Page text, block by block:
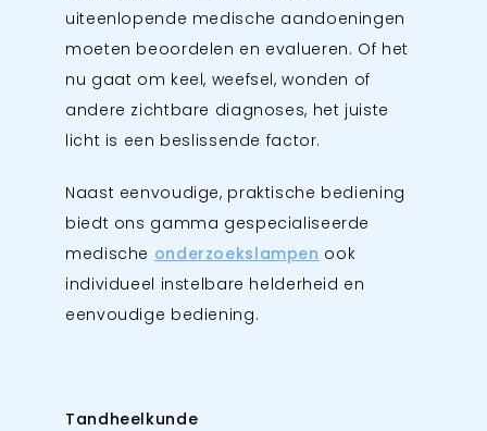
uiteenlopende medische aandoeningen
moeten beoordelen en evalueren. Of het
nu gaat om keel, weefsel, wonden of
andere zichtbare diagnoses, het juiste
licht is een beslissende factor.
Naast eenvoudige, praktische bediening
biedt ons gamma gespecialiseerde
medische onderzoekslampen ook
individueel instelbare helderheid en
eenvoudige bediening.
Tandheelkunde